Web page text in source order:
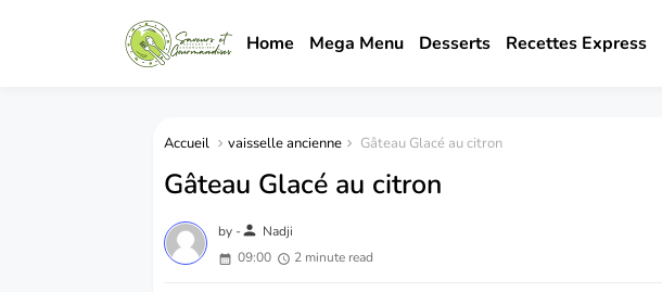
Home Mega Menu Desserts Recettes Express
Accueil vaisselle ancienne Gâteau Glacé au citron
Gâteau Glacé au citron
by -person Nadji
09:00
2 minute read